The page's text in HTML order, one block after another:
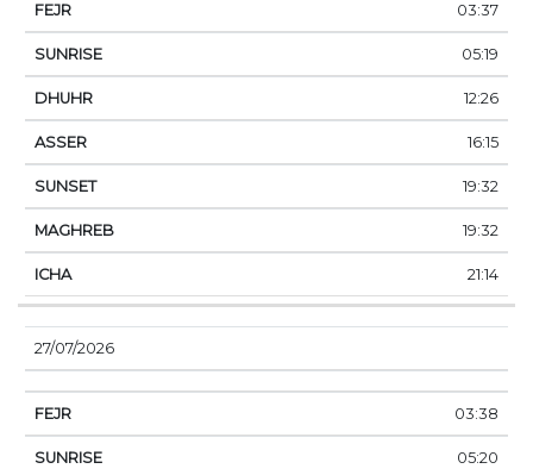
03:37
05:19
12:26
16:15
19:32
19:32
21:14
27/07/2026
03:38
05:20